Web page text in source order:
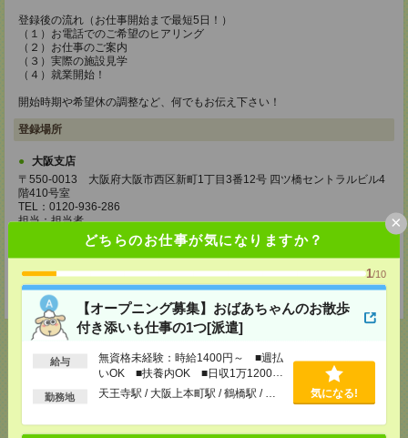
どちらのお仕事が気になりますか？
1/10
【オープニング募集】おばあちゃんのお散歩
付き添いも仕事の1つ[派遣]
給与
無資格未経験：時給1400円～ ■週払
いOK ■扶養内OK ■日収1万1200円
以上
勤務地 天王寺駅 / 大阪上本町駅 / 鶴橋駅 / … 気になる!
×
登録後の流れ（お仕事開始まで最短5日！）
（１）お電話でのご希望のヒアリング
（２）お仕事のご案内
（３）実際の施設見学
（４）就業開始！
開始時期や希望休の調整など、何でもお伝え下さい！
登録場所
大阪支店
〒550-0013 大阪府大阪市西区新町1丁目3番12号 四ツ橋セントラルビル4
階410号室
TEL：0120-936-286
担当：担当者
TEL：0120-936-286
担当：担当者
応募ページへ